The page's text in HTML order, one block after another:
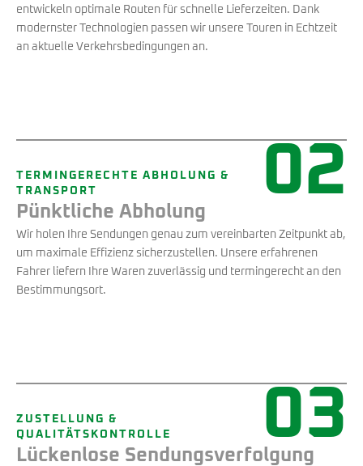
entwickeln optimale Routen für schnelle Lieferzeiten. Dank
modernster Technologien passen wir unsere Touren in Echtzeit
an aktuelle Verkehrsbedingungen an.
02
TERMINGERECHTE ABHOLUNG &
TRANSPORT
Pünktliche Abholung
Wir holen Ihre Sendungen genau zum vereinbarten Zeitpunkt ab,
um maximale Effizienz sicherzustellen. Unsere erfahrenen
Fahrer liefern Ihre Waren zuverlässig und termingerecht an den
Bestimmungsort.
03
ZUSTELLUNG &
QUALITÄTSKONTROLLE
Lückenlose Sendungsverfolgung